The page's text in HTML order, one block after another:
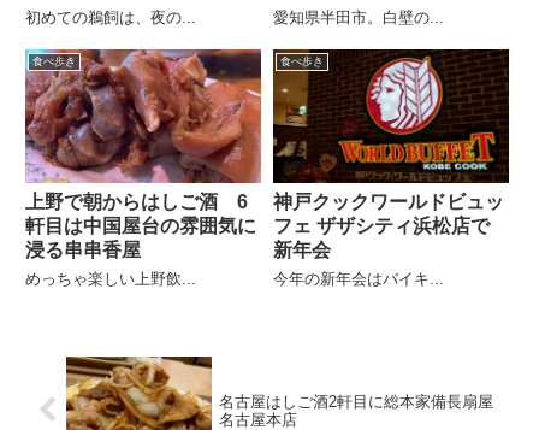
初めての鵜飼は、夜の... 愛知県半田市。白壁の...
食べ歩き
上野で朝からはしご酒 6
軒目は中国屋台の雰囲気に
浸る串串香屋
めっちゃ楽しい上野飲...
食べ歩き
神戸クックワールドビュッ
フェ ザザシティ浜松店で
新年会
今年の新年会はバイキ...
名古屋はしご酒2軒目に総本家備長扇屋
名古屋本店